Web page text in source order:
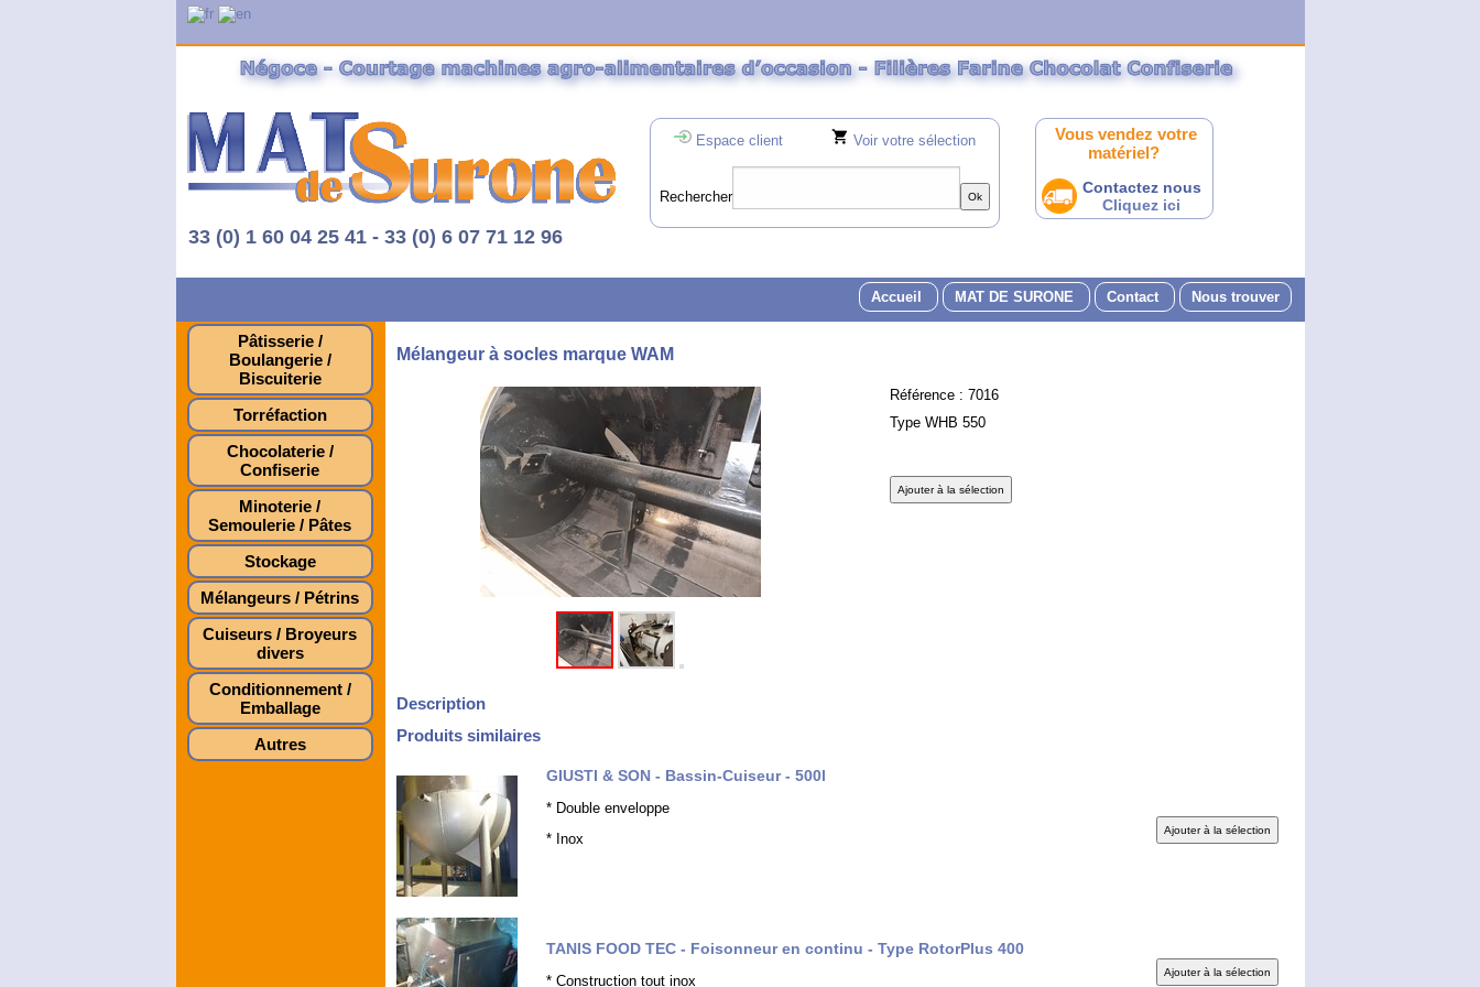
33 (0) 1 60 04 25 41 - 33 (0) 6 07 71 12 96
Espace client Voir votre sélection
Rechercher
Vous vendez votre
matériel?
Contactez nous
Cliquez ici
Accueil MAT DE SURONE Contact Nous trouver
Pâtisserie /
Boulangerie /
Biscuiterie
Torréfaction
Chocolaterie /
Confiserie
Minoterie /
Semoulerie / Pâtes
Stockage
Mélangeurs / Pétrins
Cuiseurs / Broyeurs
divers
Conditionnement /
Emballage
Autres
Mélangeur à socles marque WAM
Référence : 7016
Type WHB 550
Description
Produits similaires
GIUSTI & SON - Bassin-Cuiseur - 500l
* Double enveloppe
* Inox
TANIS FOOD TEC - Foisonneur en continu - Type RotorPlus 400
* Construction tout inox